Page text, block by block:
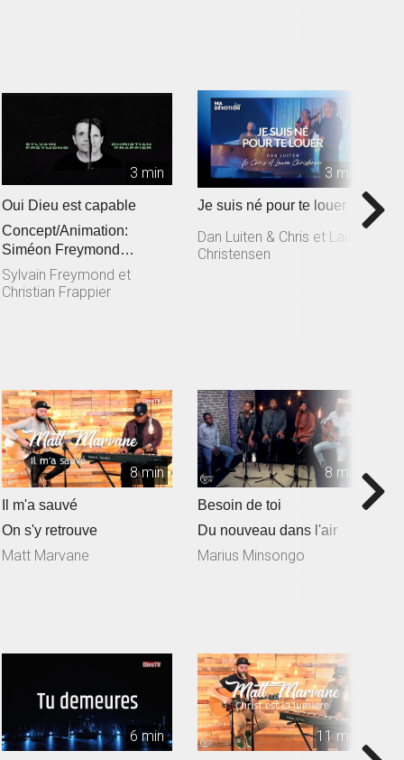
3 min
Oui Dieu est capable
Concept/Animation:
Siméon Freymond
Composition: Sylvain
Freymond en collaborat...
Sylvain Freymond et
Christian Frappier
3 min
Je suis né pour te louer
Dan Luiten & Chris et Laura
Christensen
8 min
Il m'a sauvé
On s'y retrouve
Matt Marvane
8 min
Besoin de toi
Du nouveau dans l'air
Marius Minsongo
6 min 11 min